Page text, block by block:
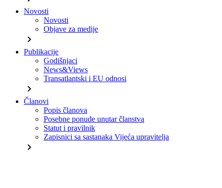
Novosti
Novosti
Objave za medije
chevron_right
Publikacije
Godišnjaci
News&Views
Transatlantski i EU odnosi
chevron_right
Članovi
Popis članova
Posebne ponude unutar članstva
Statut i pravilnik
Zapisnici sa sastanaka Vijeća upravitelja
chevron_right